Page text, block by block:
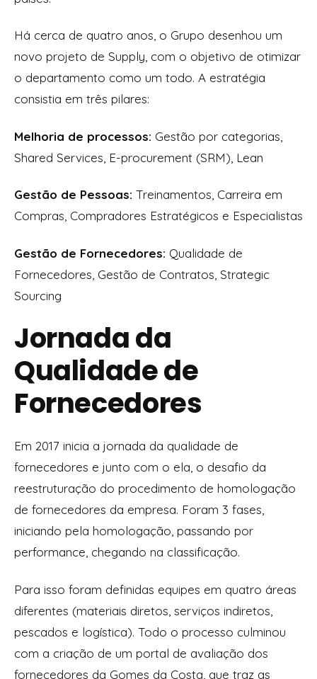
Há cerca de quatro anos, o Grupo desenhou um
novo projeto de Supply, com o objetivo de otimizar
o departamento como um todo. A estratégia
consistia em três pilares:
Melhoria de processos: Gestão por categorias,
Shared Services, E-procurement (SRM), Lean
Gestão de Pessoas: Treinamentos, Carreira em
Compras, Compradores Estratégicos e Especialistas
Gestão de Fornecedores: Qualidade de
Fornecedores, Gestão de Contratos, Strategic
Sourcing
Jornada da
Qualidade de
Fornecedores
Em 2017 inicia a jornada da qualidade de
fornecedores e junto com o ela, o desafio da
reestruturação do procedimento de homologação
de fornecedores da empresa. Foram 3 fases,
iniciando pela homologação, passando por
performance, chegando na classificação.
Para isso foram definidas equipes em quatro áreas
diferentes (materiais diretos, serviços indiretos,
pescados e logística). Todo o processo culminou
com a criação de um portal de avaliação dos
fornecedores da Gomes da Costa, que traz as